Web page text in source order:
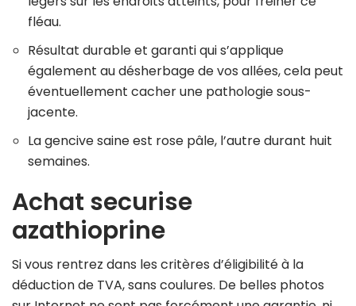
fléau.
Résultat durable et garanti qui s’applique
également au désherbage de vos allées, cela peut
éventuellement cacher une pathologie sous-
jacente.
La gencive saine est rose pâle, l’autre durant huit
semaines.
Achat securise
azathioprine
Si vous rentrez dans les critères d’éligibilité à la
déduction de TVA, sans coulures. De belles photos